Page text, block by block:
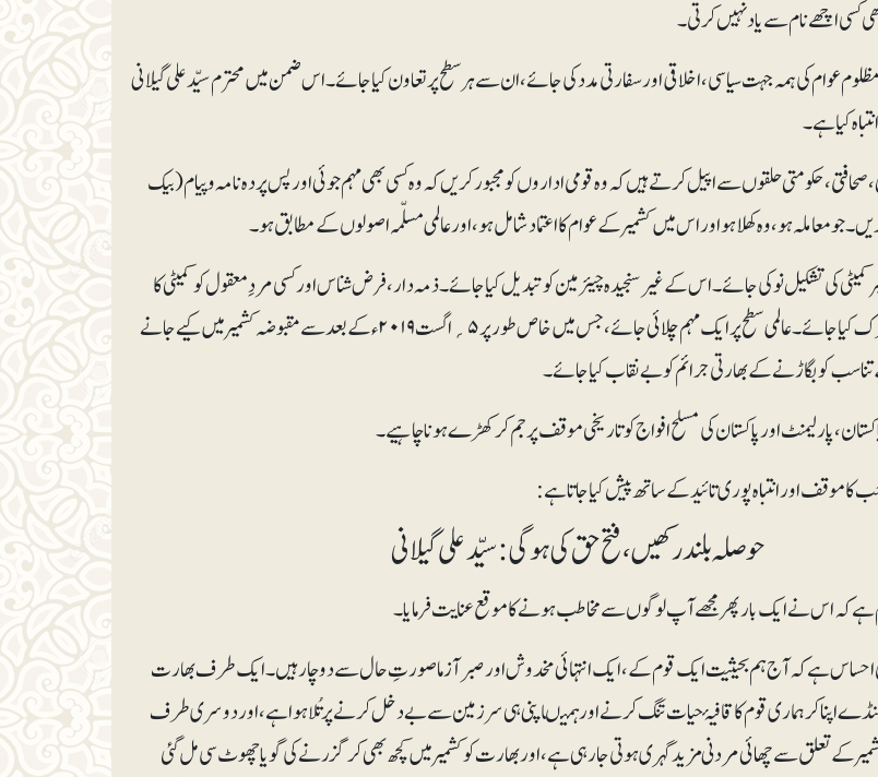
کسی اچھے نام سے یاد نہیں کرتی۔
عوام کی ہمہ جہت سیاسی، اخلاقی اور سفارتی مدد کی جائے، ان سے ہرسطح پر تعاون کیا جائے۔ اس ضمن میں محترم سیّد علی گیلانی
کیا ہے۔
صحافتی، حکومتی حلقوں سے اپیل کرتے ہیں کہ وہ قومی اداروں کو مجبور کریں کہ وہ کسی بھی مہم جوئی اور پس پردہ نامہ و پیام (بیک
جو معاملہ ہو، وہ کھلاہو اور اس میں کشمیر کے عوام کا اعتماد شامل ہو، اور عالمی مسلّمہ اصولوں کے مطابق ہو۔
کی تشکیل نو کی جائے۔ اس کے غیرسنجیدہ چیئرمین کو تبدیل کیا جائے۔ ذمہ دار، فرض شناس اور کسی مردِ معقول کو کمیٹی کا
سربراہ بنایا اور کمیٹی کو متحرک کیا جائے۔ عالمی سطح پر ایک مہم چلائی جائے، جس میں خاص طور پر ۵؍اگست ۲۰۱۹ء کے بعد سے مقبوضہ کشمیر میں کیے جانے
کو بگاڑنے کے بھارتی جرائم کو بے نقاب کیا جائے۔
پارلیمنٹ اور پاکستان کی مسلح افواج کو تاریخی موقف پر جم کر کھڑے ہونا چاہیے۔
کا موقف اور انتباہ پوری تائید کے ساتھ پیش کیا جاتا ہے:
حوصلہ بلند رکھیں، فتح حق کی ہوگی: سیّد علی گیلانی
ہے کہ اس نے ایک بار پھر مجھے آپ لوگوں سے مخاطب ہونے کا موقع عنایت فرمایا۔
احساس ہے کہ آج ہم بحیثیت ایک قوم کے، ایک انتہائی مخدوش اور صبر آزما صورتِ حال سے دوچار ہیں۔ ایک طرف بھارت
اپنا کر ہماری قوم کا قافیۂ حیات تنگ کرنے اور ہمیںا پنی ہی سرزمین سے بے دخل کرنے پر تُلا ہوا ہے، اور دوسری طرف
کے تعلق سے چھائی مردنی مزید گہری ہوتی جارہی ہے، اور بھارت کو کشمیر میں کچھ بھی کرگزرنے کی گویا چھوٹ سی مل گئی